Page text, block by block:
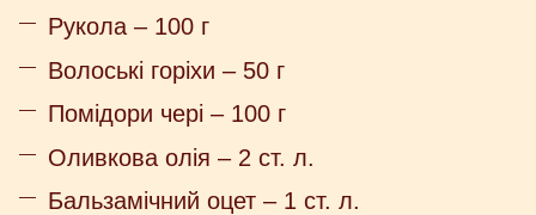
Рукола – 100 г
Волоські горіхи – 50 г
Помідори чері – 100 г
Оливкова олія – 2 ст. л.
Бальзамічний оцет – 1 ст. л.